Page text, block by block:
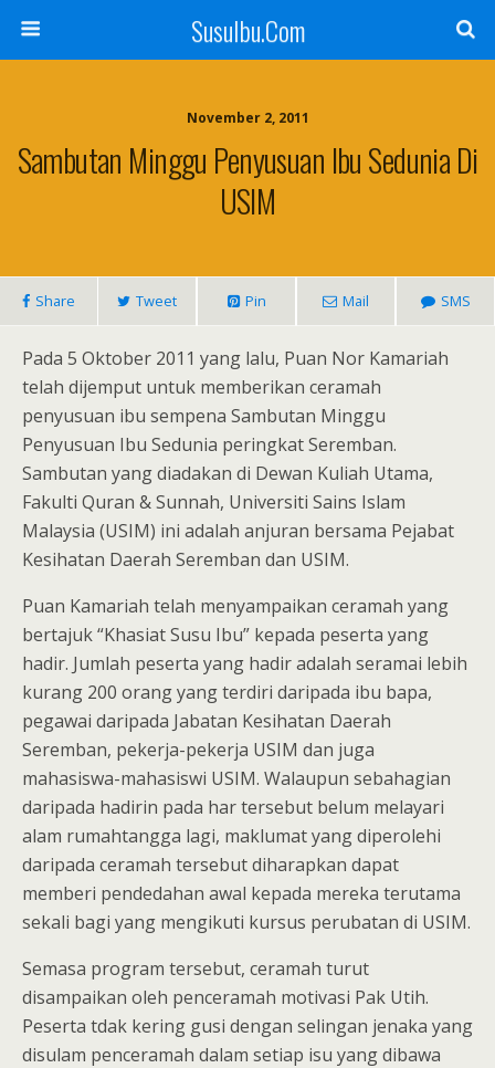
SusuIbu.Com
November 2, 2011
Sambutan Minggu Penyusuan Ibu Sedunia Di
USIM
Share Tweet Pin Mail SMS
Pada 5 Oktober 2011 yang lalu, Puan Nor Kamariah
telah dijemput untuk memberikan ceramah
penyusuan ibu sempena Sambutan Minggu
Penyusuan Ibu Sedunia peringkat Seremban.
Sambutan yang diadakan di Dewan Kuliah Utama,
Fakulti Quran & Sunnah, Universiti Sains Islam
Malaysia (USIM) ini adalah anjuran bersama Pejabat
Kesihatan Daerah Seremban dan USIM.
Puan Kamariah telah menyampaikan ceramah yang
bertajuk “Khasiat Susu Ibu” kepada peserta yang
hadir. Jumlah peserta yang hadir adalah seramai lebih
kurang 200 orang yang terdiri daripada ibu bapa,
pegawai daripada Jabatan Kesihatan Daerah
Seremban, pekerja-pekerja USIM dan juga
mahasiswa-mahasiswi USIM. Walaupun sebahagian
daripada hadirin pada har tersebut belum melayari
alam rumahtangga lagi, maklumat yang diperolehi
daripada ceramah tersebut diharapkan dapat
memberi pendedahan awal kepada mereka terutama
sekali bagi yang mengikuti kursus perubatan di USIM.
Semasa program tersebut, ceramah turut
disampaikan oleh penceramah motivasi Pak Utih.
Peserta tdak kering gusi dengan selingan jenaka yang
disulam penceramah dalam setiap isu yang dibawa